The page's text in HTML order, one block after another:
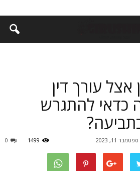
אצל עורך דין
כדאי להתגרש
ספטמבר 11, 2023 0 1499